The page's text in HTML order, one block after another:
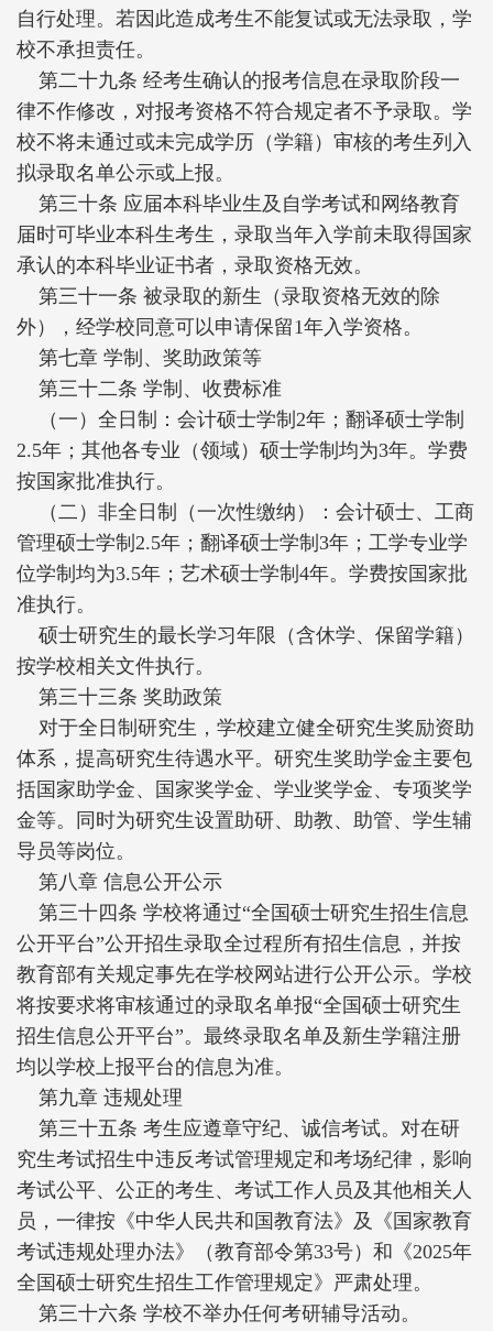
自行处理。若因此造成考生不能复试或无法录取，学
校不承担责任。
第二十九条 经考生确认的报考信息在录取阶段一
律不作修改，对报考资格不符合规定者不予录取。学
校不将未通过或未完成学历（学籍）审核的考生列入
拟录取名单公示或上报。
第三十条 应届本科毕业生及自学考试和网络教育
届时可毕业本科生考生，录取当年入学前未取得国家
承认的本科毕业证书者，录取资格无效。
第三十一条 被录取的新生（录取资格无效的除
外），经学校同意可以申请保留1年入学资格。
第七章 学制、奖助政策等
第三十二条 学制、收费标准
（一）全日制：会计硕士学制2年；翻译硕士学制
2.5年；其他各专业（领域）硕士学制均为3年。学费
按国家批准执行。
（二）非全日制（一次性缴纳）：会计硕士、工商
管理硕士学制2.5年；翻译硕士学制3年；工学专业学
位学制均为3.5年；艺术硕士学制4年。学费按国家批
准执行。
硕士研究生的最长学习年限（含休学、保留学籍）
按学校相关文件执行。
第三十三条 奖助政策
对于全日制研究生，学校建立健全研究生奖励资助
体系，提高研究生待遇水平。研究生奖助学金主要包
括国家助学金、国家奖学金、学业奖学金、专项奖学
金等。同时为研究生设置助研、助教、助管、学生辅
导员等岗位。
第八章 信息公开公示
第三十四条 学校将通过“全国硕士研究生招生信息
公开平台”公开招生录取全过程所有招生信息，并按
教育部有关规定事先在学校网站进行公开公示。学校
将按要求将审核通过的录取名单报“全国硕士研究生
招生信息公开平台”。最终录取名单及新生学籍注册
均以学校上报平台的信息为准。
第九章 违规处理
第三十五条 考生应遵章守纪、诚信考试。对在研
究生考试招生中违反考试管理规定和考场纪律，影响
考试公平、公正的考生、考试工作人员及其他相关人
员，一律按《中华人民共和国教育法》及《国家教育
考试违规处理办法》（教育部令第33号）和《2025年
全国硕士研究生招生工作管理规定》严肃处理。
第三十六条 学校不举办任何考研辅导活动。